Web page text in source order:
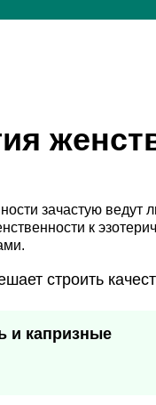
строить
и капризные
зачастую ведут
к